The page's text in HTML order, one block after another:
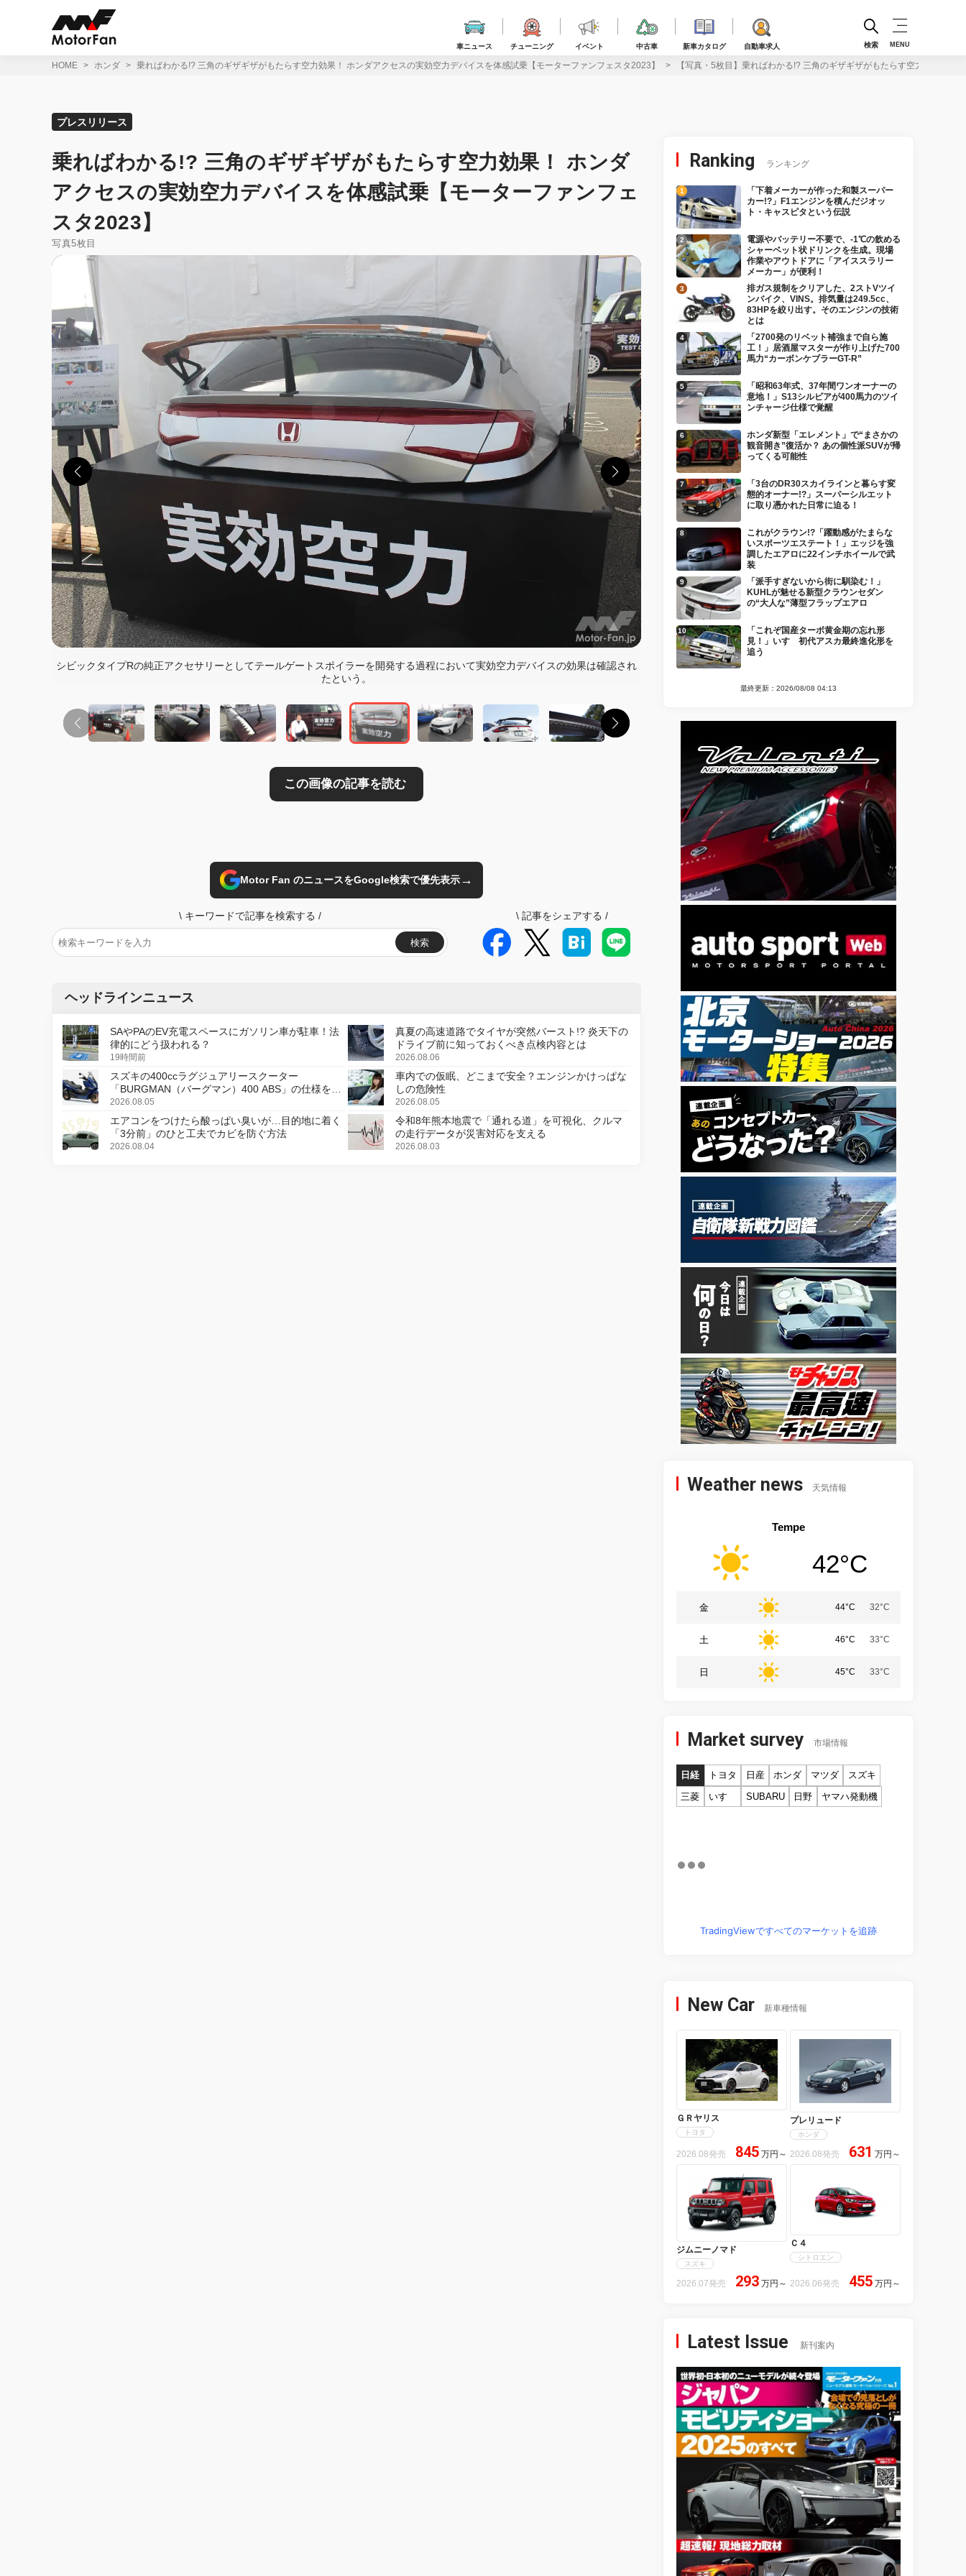
車ニュース チューニング イベント 中古車 新車カタログ 自動車求人 検索 MENU
HOME ホンダ 乗ればわかる!? 三角のギザギザがもたらす空力効果！ ホンダアクセスの実効空力デバイスを体感試乗【モーターファンフェスタ2023】 【写真・5枚目】乗ればわかる!? 三角のギザギザがもたらす空力効果！
プレスリリース
乗ればわかる!? 三角のギザギザがもたらす空力効果！ ホンダ
アクセスの実効空力デバイスを体感試乗【モーターファンフェ
スタ2023】
写真5枚目
シビックタイプRの純正アクセサリーとしてテールゲートスポイラーを開発する過程において実効空力デバイスの効果は確認され
たという。
Motor Fan のニュースをGoogle検索で優先表示→
\ キーワードで記事を検索する /
検索
\ 記事をシェアする /
ヘッドラインニュース
SAやPAのEV充電スペースにガソリン車が駐車！法
律的にどう扱われる？
19時間前
真夏の高速道路でタイヤが突然バースト!? 炎天下の
ドライブ前に知っておくべき点検内容とは
2026.08.06
スズキの400ccラグジュアリースクーター
「BURGMAN（バーグマン）400 ABS」の仕様を変
更し、8月18日に発売
2026.08.05
車内での仮眠、どこまで安全？エンジンかけっぱな
しの危険性
2026.08.05
エアコンをつけたら酸っぱい臭いが…目的地に着く
「3分前」のひと工夫でカビを防ぐ方法
2026.08.04
令和8年熊本地震で「通れる道」を可視化、クルマ
の走行データが災害対応を支える
2026.08.03
Ranking ランキング
「下着メーカーが作った和製スーパー
カー!?」F1エンジンを積んだジオッ
ト・キャスピタという伝説
電源やバッテリー不要で、-1℃の飲める
シャーベット状ドリンクを生成。現場
作業やアウトドアに「アイススラリー
メーカー」が便利！
排ガス規制をクリアした、2ストVツイ
ンバイク、VINS。排気量は249.5cc、
83HPを絞り出す。そのエンジンの技術
とは
「2700発のリベット補強まで自ら施
工！」居酒屋マスターが作り上げた700
馬力“カーボンケブラーGT-R”
「昭和63年式、37年間ワンオーナーの
意地！」S13シルビアが400馬力のツイ
ンチャージ仕様で覚醒
ホンダ新型「エレメント」で“まさかの
観音開き”復活か？ あの個性派SUVが帰
ってくる可能性
「3台のDR30スカイラインと暮らす変
態的オーナー!?」スーパーシルエット
に取り憑かれた日常に迫る！
これがクラウン!?「躍動感がたまらな
いスポーツエステート！」エッジを強
調したエアロに22インチホイールで武
装
「派手すぎないから街に馴染む！」
KUHLが魅せる新型クラウンセダン
の“大人な”薄型フラップエアロ
「これぞ国産ターボ黄金期の忘れ形
見！」いすゞ初代アスカ最終進化形を
追う
最終更新：2026/08/08 04:13
Weather news 天気情報
Tempe
42°C
金 44°C 32°C
土 46°C 33°C
日 45°C 33°C
Market survey 市場情報
日経 トヨタ 日産 ホンダ マツダ
スズキ
三菱
いすゞ SUBARU 日野 ヤマハ発動機
TradingViewですべてのマーケットを追跡
New Car 新車種情報
ＧＲヤリス
トヨタ
2026.08発売 845 万円 ～
プレリュード
ホンダ
2026.08発売 631 万円 ～
ジムニーノマド
スズキ
2026.07発売 293 万円 ～
Ｃ４
シトロエン
2026.06発売 455 万円 ～
Latest Issue 新刊案内